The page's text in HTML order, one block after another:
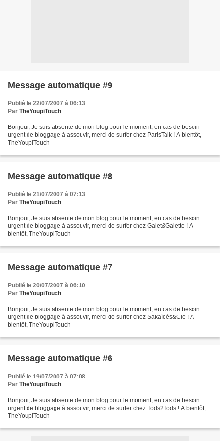
Message automatique #9
Publié le 22/07/2007 à 06:13
Par TheYoupiTouch
Bonjour, Je suis absente de mon blog pour le moment, en cas de besoin
urgent de bloggage à assouvir, merci de surfer chez ParisTalk ! A bientôt,
TheYoupiTouch
Message automatique #8
Publié le 21/07/2007 à 07:13
Par TheYoupiTouch
Bonjour, Je suis absente de mon blog pour le moment, en cas de besoin
urgent de bloggage à assouvir, merci de surfer chez Galet&Galette ! A
bientôt, TheYoupiTouch
Message automatique #7
Publié le 20/07/2007 à 06:10
Par TheYoupiTouch
Bonjour, Je suis absente de mon blog pour le moment, en cas de besoin
urgent de bloggage à assouvir, merci de surfer chez Sakaïdés&Cie ! A
bientôt, TheYoupiTouch
Message automatique #6
Publié le 19/07/2007 à 07:08
Par TheYoupiTouch
Bonjour, Je suis absente de mon blog pour le moment, en cas de besoin
urgent de bloggage à assouvir, merci de surfer chez Tods2Tods ! A bientôt,
TheYoupiTouch